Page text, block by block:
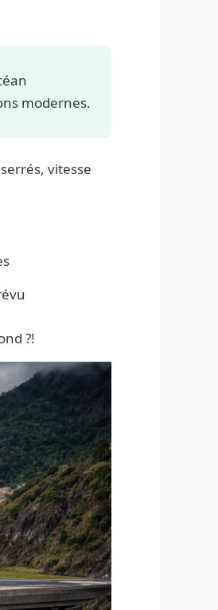
modernes.
vitesse
?!